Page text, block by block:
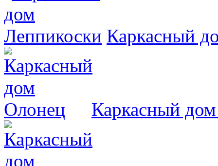
Каркасный
Каркасный